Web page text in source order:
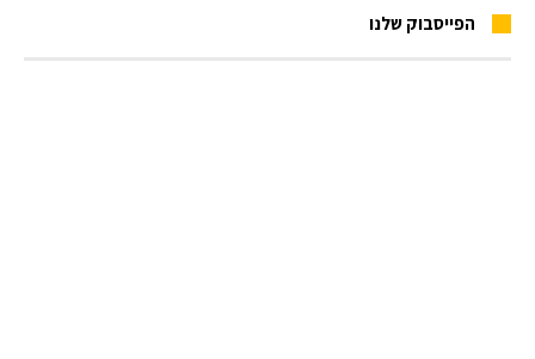
הפייסבוק שלנו